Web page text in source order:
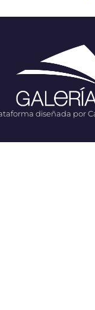
diseñada por